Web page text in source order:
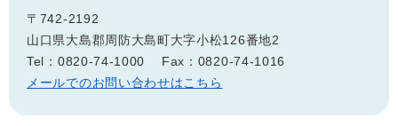
〒742-2192
山口県大島郡周防大島町大字小松126番地2
Tel：0820-74-1000
Fax：0820-74-1016
メールでのお問い合わせはこちら